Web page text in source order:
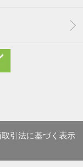
引法に基づく表示